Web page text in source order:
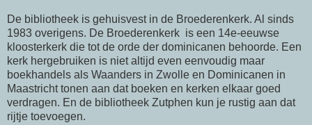
De bibliotheek is gehuisvest in de Broederenkerk. Al sinds
1983 overigens. De Broederenkerk is een 14e-eeuwse
kloosterkerk die tot de orde der dominicanen behoorde. Een
kerk hergebruiken is niet altijd even eenvoudig maar
boekhandels als Waanders in Zwolle en Dominicanen in
Maastricht tonen aan dat boeken en kerken elkaar goed
verdragen. En de bibliotheek Zutphen kun je rustig aan dat
rijtje toevoegen.